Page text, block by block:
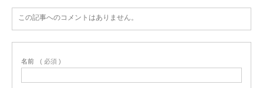
この記事へのコメントはありません。
名前 ( 必須 )